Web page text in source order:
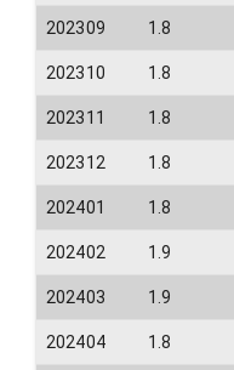
202309 1.8
202310 1.8
202311 1.8
202312 1.8
202401 1.8
202402 1.9
202403 1.9
202404 1.8